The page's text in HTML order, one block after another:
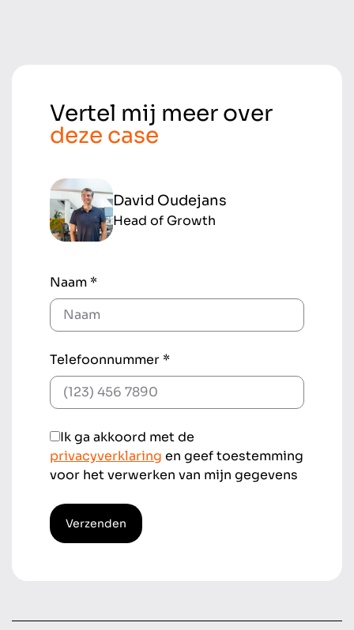
Vertel mij meer over
deze case
David Oudejans
Head of Growth
Naam *
Telefoonnummer *
Ik ga akkoord met de
privacyverklaring en geef toestemming
voor het verwerken van mijn gegevens
Verzenden